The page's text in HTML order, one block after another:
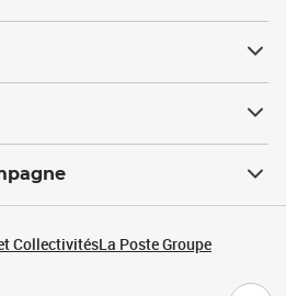
CollectivitésLa Poste Groupe